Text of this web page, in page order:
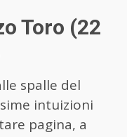
Toro (22
spalle del
intuizioni
pagina, a